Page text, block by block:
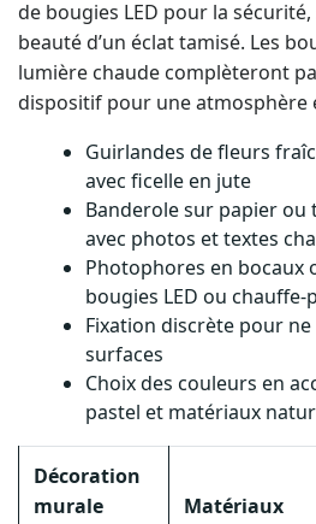
beauté d’un éclat tamisé. Les
lumière chaude complèteront
dispositif pour une atmosphère
avec ficelle en jute
Banderole sur papier ou
avec photos et textes
Photophores en bocaux
bougies LED ou chauffe-
Fixation discrète pour ne
surfaces
Choix des couleurs en
pastel et matériaux
Décoration
murale